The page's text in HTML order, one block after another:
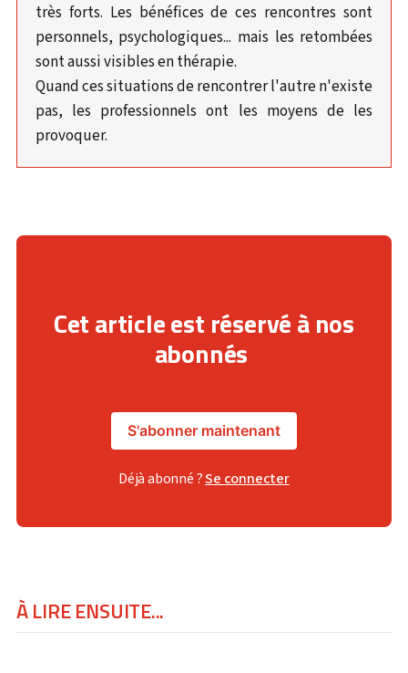
très forts. Les bénéfices de ces rencontres sont
personnels, psychologiques... mais les retombées
sont aussi visibles en thérapie.
Quand ces situations de rencontrer l'autre n'existe
pas, les professionnels ont les moyens de les
provoquer.
Cet article est réservé à nos
abonnés
S'abonner maintenant
Déjà abonné ?Se connecter
À LIRE ENSUITE...